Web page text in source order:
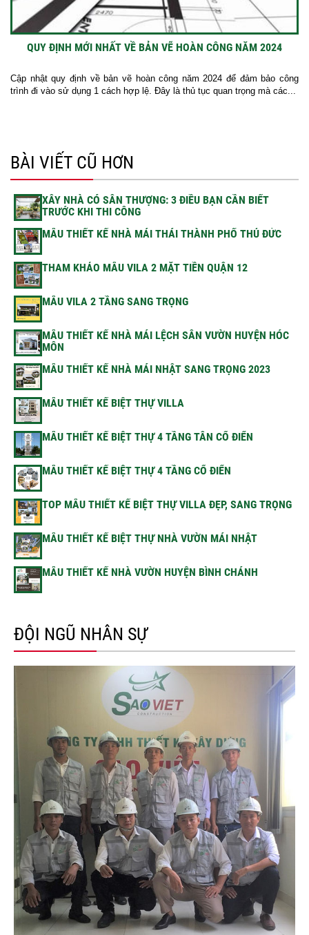
QUY ĐỊNH MỚI NHẤT VỀ BẢN VẼ HOÀN CÔNG NĂM 2024
Cập nhật quy định về bản vẽ hoàn công năm 2024 để đảm bảo công
trình đi vào sử dụng 1 cách hợp lệ. Đây là thủ tục quan trọng mà các...
BÀI VIẾT CŨ HƠN
XÂY NHÀ CÓ SÂN THƯỢNG: 3 ĐIỀU BẠN CẦN BIẾT
TRƯỚC KHI THI CÔNG
MẪU THIẾT KẾ NHÀ MÁI THÁI THÀNH PHỐ THỦ ĐỨC
THAM KHẢO MẪU VILA 2 MẶT TIỀN QUẬN 12
MẪU VILA 2 TẦNG SANG TRỌNG
MẪU THIẾT KẾ NHÀ MÁI LỆCH SÂN VƯỜN HUYỆN HÓC
MÔN
MẪU THIẾT KẾ NHÀ MÁI NHẬT SANG TRỌNG 2023
MẪU THIẾT KẾ BIỆT THỰ VILLA
MẪU THIẾT KẾ BIỆT THỰ 4 TẦNG TÂN CỔ ĐIỂN
MẪU THIẾT KẾ BIỆT THỰ 4 TẦNG CỔ ĐIỂN
TOP MẪU THIẾT KẾ BIỆT THỰ VILLA ĐẸP, SANG TRỌNG
MẪU THIẾT KẾ BIỆT THỰ NHÀ VƯỜN MÁI NHẬT
MẪU THIẾT KẾ NHÀ VƯỜN HUYỆN BÌNH CHÁNH
ĐỘI NGŨ NHÂN SỰ